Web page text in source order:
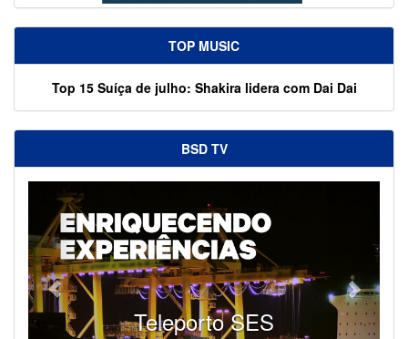
TOP MUSIC
Top 15 Suíça de julho: Shakira lidera com Dai Dai
BSD TV
Teleporto SES